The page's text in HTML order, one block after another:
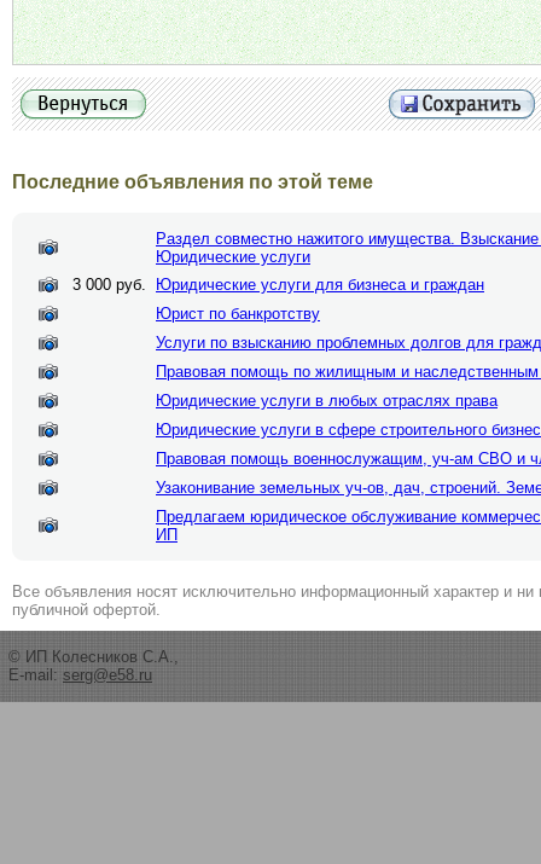
Последние объявления по этой теме
Раздел совместно нажитого имущества.
Юридические услуги
3 000 руб.
Юридические услуги для бизнеса и граждан
Юрист по банкротству
Услуги по взысканию проблемных долгов для
Правовая помощь по жилищным и наследственным
Юридические услуги в любых отраслях права
Юридические услуги в сфере строительного
Правовая помощь военнослужащим, уч-ам СВО и
Узаконивание земельных уч-ов, дач, строений.
Предлагаем юридическое обслуживание
ИП
Все объявления носят исключительно информационный характер и ни
публичной офертой.
© ИП Колесников С.А.,
E-mail: serg@e58.ru